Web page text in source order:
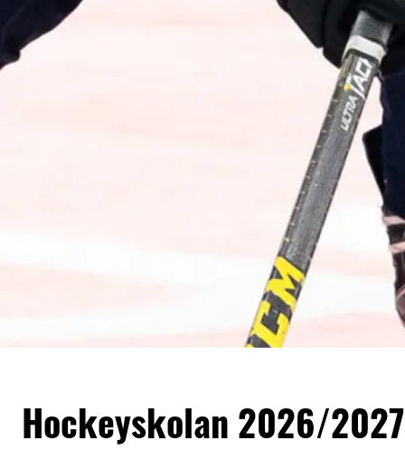
Hockeyskolan 2026/2027